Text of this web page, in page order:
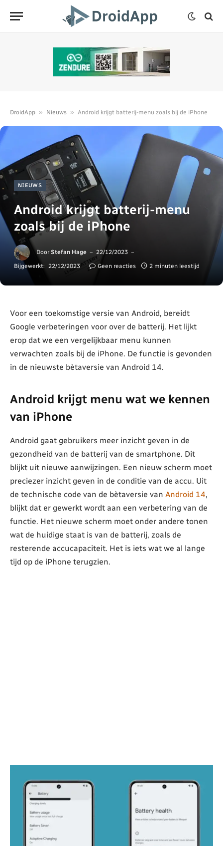
DroidApp » Nieuws » Android krijgt batterij-menu zoals bij de iPhone
NIEUWS
Android krijgt batterij-menu
zoals bij de iPhone
Door Stefan Hage
22/12/2023
Bijgewerkt: 22/12/2023 Geen reacties 2 minuten leestijd
Voor een toekomstige versie van Android, bereidt
Google verbeteringen voor over de batterij. Het lijkt
erop dat we een vergelijkbaar menu kunnen
verwachten zoals bij de iPhone. De functie is gevonden
in de nieuwste bètaversie van Android 14.
Android krijgt menu wat we kennen
van iPhone
Android gaat gebruikers meer inzicht geven in de
gezondheid van de batterij van de smartphone. Dit
blijkt uit nieuwe aanwijzingen. Een nieuw scherm moet
preciezer inzicht geven in de conditie van de accu. Uit
de technische code van de bètaversie van Android 14,
blijkt dat er gewerkt wordt aan een verbetering van de
functie. Het nieuwe scherm moet onder andere tonen
wat de huidige staat is van de batterij, zoals de
resterende accucapaciteit. Het is iets wat we al lange
tijd op de iPhone terugzien.